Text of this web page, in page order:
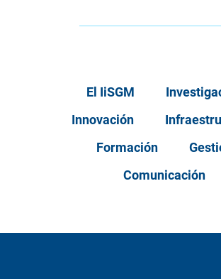
El IiSGM
Innovación
Formación
Comunicación